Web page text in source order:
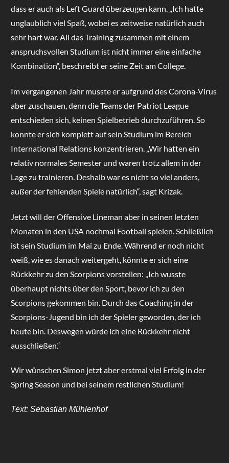
dass er auch als Left Guard überzeugen kann. „Ich hatte
unglaublich viel Spaß, wobei es zeitweise natürlich auch
sehr hart war. All das Training zusammen mit einem
anspruchsvollen Studium ist nicht immer eine einfache
Kombination“, beschreibt er seine Zeit am College.
Im vergangenen Jahr musste er aufgrund des Corona-Virus
aber zuschauen, denn die Teams der Patriot League
entschieden sich, keinen Spielbetrieb durchzuführen. So
konnte er sich komplett auf sein Studium im Bereich
International Relations konzentrieren. „Wir hatten ein
relativ normales Semester und waren trotz allem in der
Lage zu trainieren. Deshalb war es nicht so viel anders,
außer der fehlenden Spiele natürlich“, sagt Krizak.
Jetzt will der Offensive Lineman aber in seinen letzten
Monaten in den USA nochmal Football spielen. Schließlich
ist sein Studium im Mai zu Ende. Während er noch nicht
weiß, wie es danach weitergeht, könnte er sich eine
Rückkehr zu den Scorpions vorstellen: „Ich wusste
überhaupt nichts über den Sport, bevor ich zu den
Scorpions gekommen bin. Durch das Coaching in der
Scorpions-Jugend bin ich der Spieler geworden, der ich
heute bin. Deswegen würde ich eine Rückkehr nicht
ausschließen.“
Wir wünschen Simon jetzt aber erstmal viel Erfolg in der
Spring Season und bei seinem restlichen Studium!
Text: Sebastian Mühlenhof